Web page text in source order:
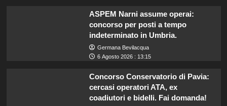
ASPEM Narni assume operai:
concorso per posti a tempo
indeterminato in Umbria.
Germana Bevilacqua
6 Agosto 2026 : 13:15
Concorso Conservatorio di Pavia:
cercasi operatori ATA, ex
coadiutori e bidelli. Fai domanda!